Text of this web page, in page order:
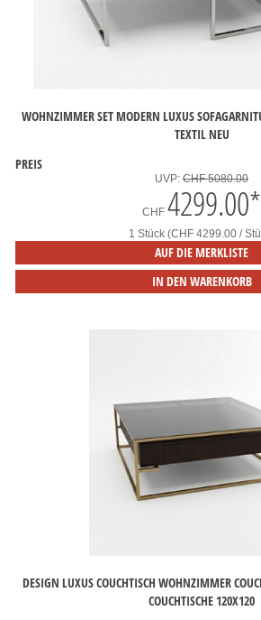
WOHNZIMMER SET MODERN LUXUS
TEXTIL NEU
PREIS
UVP: CHF 5080.00
CHF 4299.00*
1 Stück (CHF 4299.00 /
AUF DIE MERKLISTE
IN DEN WARENKORB
DESIGN LUXUS COUCHTISCH WOHNZIMMER
COUCHTISCHE 120X120